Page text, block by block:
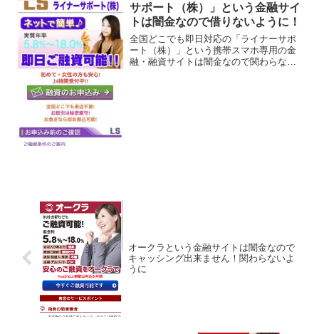
サポート（株）」という金融サイ
トは闇金なので借りないように！
全国どこでも即日対応の「ライナーサポ
ート（株）」という携帯スマホ専用の金
融・融資サイトは闇金なので関わらない
オークラという金融サイトは闇金なので
キャッシング出来ません！関わらないよ
うに